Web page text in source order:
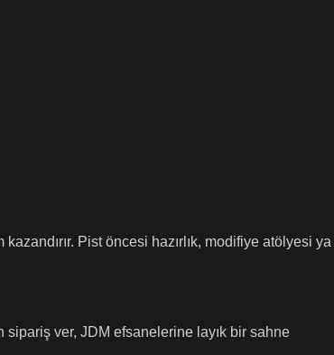
Pist öncesi hazırlık, modifiye atölyesi ya
sipariş ver, JDM efsanelerine layık bir sahne